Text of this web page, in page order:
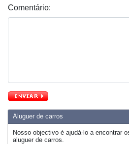
Aluguer de carros
Nosso objectivo é ajudá-lo a encontrar
aluguer de carros.
Comentário: